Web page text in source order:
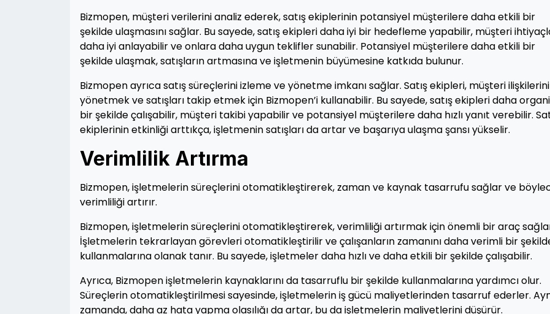
Bizmopen, müşteri verilerini analiz ederek, satış ekiplerinin potansiyel müşterilere daha etkili bir
şekilde ulaşmasını sağlar. Bu sayede, satış ekipleri daha iyi bir hedefleme yapabilir, müşteri
daha iyi anlayabilir ve onlara daha uygun teklifler sunabilir. Potansiyel müşterilere daha etkili bir
şekilde ulaşmak, satışların artmasına ve işletmenin büyümesine katkıda bulunur.
Bizmopen ayrıca satış süreçlerini izleme ve yönetme imkanı sağlar. Satış ekipleri, müşteri ilişkilerini
yönetmek ve satışları takip etmek için Bizmopen’i kullanabilir. Bu sayede, satış ekipleri daha
bir şekilde çalışabilir, müşteri takibi yapabilir ve potansiyel müşterilere daha hızlı yanıt verebilir.
ekiplerinin etkinliği arttıkça, işletmenin satışları da artar ve başarıya ulaşma şansı yükselir.
Verimlilik Artırma
Bizmopen, işletmelerin süreçlerini otomatikleştirerek, zaman ve kaynak tasarrufu sağlar ve
verimliliği artırır.
Bizmopen, işletmelerin süreçlerini otomatikleştirerek, verimliliği artırmak için önemli bir araç
İşletmelerin tekrarlayan görevleri otomatikleştirilir ve çalışanların zamanını daha verimli bir
kullanmalarına olanak tanır. Bu sayede, işletmeler daha hızlı ve daha etkili bir şekilde çalışabilir.
Ayrıca, Bizmopen işletmelerin kaynaklarını da tasarruflu bir şekilde kullanmalarına yardımcı olur.
Süreçlerin otomatikleştirilmesi sayesinde, işletmelerin iş gücü maliyetlerinden tasarruf ederler.
zamanda, daha az hata yapma olasılığı da artar, bu da işletmelerin maliyetlerini düşürür.